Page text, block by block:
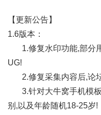
【更新公告】
1.6版本：
1.修复水印功能,部分
UG!
2.修复采集内容后,论
3.针对大牛窝手机模板
别,以及年龄随机18-25岁!